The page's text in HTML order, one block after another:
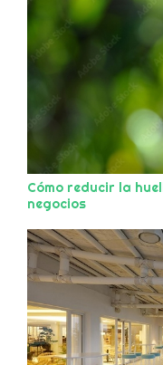
Cómo reducir la
negocios